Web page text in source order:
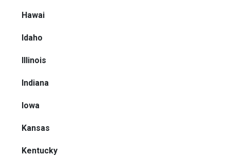
Hawai
Idaho
Illinois
Indiana
Iowa
Kansas
Kentucky